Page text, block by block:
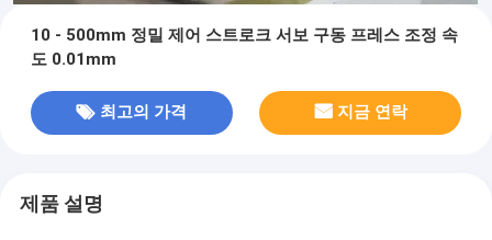
10 - 500mm 정밀 제어 스트로크 서보 구동 프레스 조정 속
도 0.01mm
최고의 가격 지금 연락
제품 설명